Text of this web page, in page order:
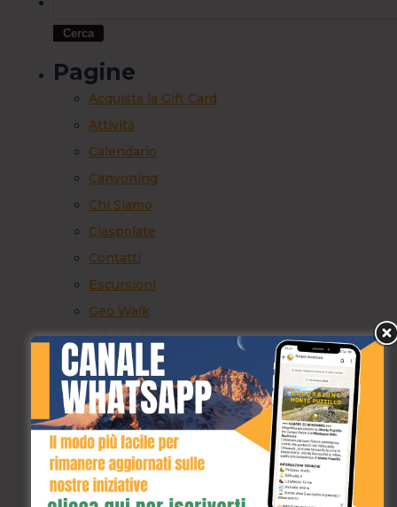
Pagine
Acquista la Gift Card
Attività
Calendario
Canyoning
Chi Siamo
Ciaspolate
Contatti
Escursioni
Geo Walk
Gift Card
Home
Privacy Policy
prova
River Walking
Speleologia
Termini e Condizioni